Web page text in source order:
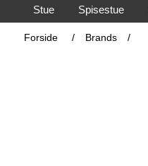
Stue Spisestue
Forside / Brands /